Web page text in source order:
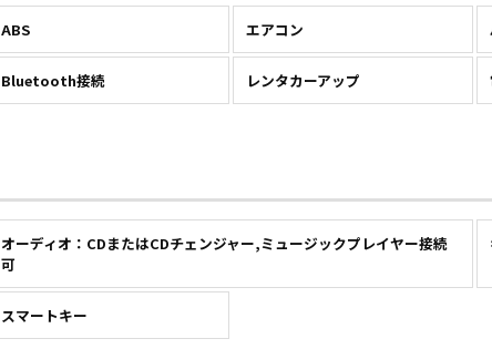
ABS エアコン
Bluetooth接続 レンタカーアップ
オーディオ：CDまたはCDチェンジャー,ミュージックプレイヤー接続
可
スマートキー